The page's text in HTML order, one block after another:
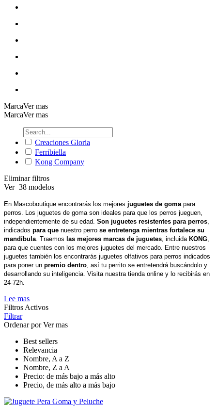
MarcaVer mas
MarcaVer mas
Creaciones Gloria
Ferribiella
Kong Company
Eliminar filtros
Ver 38 modelos
En Mascoboutique encontrarás los mejores juguetes de goma para
perros. Los juguetes de goma son ideales para que los perros jueguen,
independientemente de su edad. Son juguetes resistentes para perros
indicados para que nuestro perro se entretenga mientras fortalece su
mandíbula . Traemos las mejores marcas de juguetes , incluida KONG
para que cuentes con los mejores juguetes del mercado. Entre nuestros
juguetes también los encontrarás juguetes olfativos para perros indicados
para poner un premio dentro , así tu perrito se entretendrá buscándolo y
desarrollando su inteligencia. Visita nuestra tienda online y lo recibirás en
24-72h.
Lee mas
Filtros Activos
Filtrar
Ordenar por Ver mas
Best sellers
Relevancia
Nombre, A a Z
Nombre, Z a A
Precio: de más bajo a más alto
Precio, de más alto a más bajo